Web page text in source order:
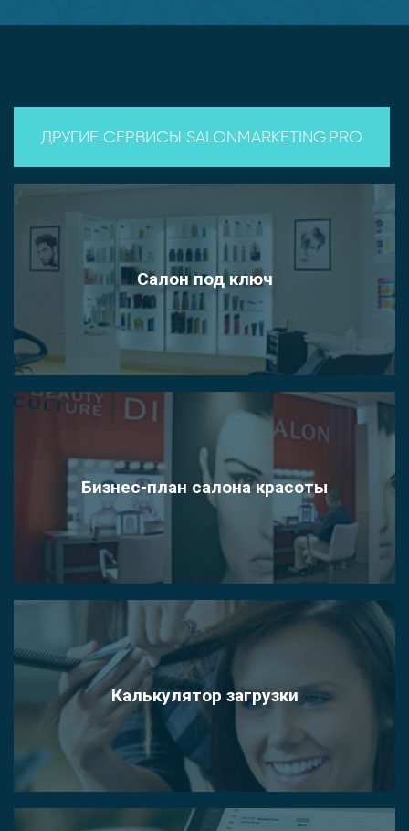
ДРУГИЕ СЕРВИСЫ SALONMARKETING.PRO
Салон под ключ
Бизнес-план салона красоты
Калькулятор загрузки